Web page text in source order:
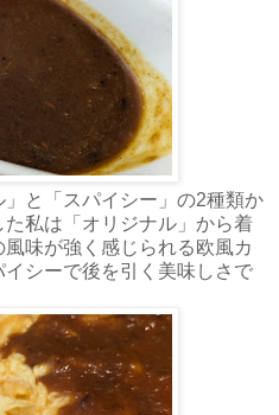
と「スパイシー」の2種類か
私は「オリジナル」から着
味が強く感じられる欧風カ
シーで後を引く美味しさで